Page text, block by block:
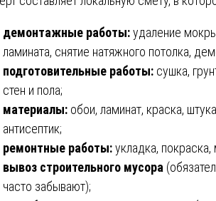
демонтажные работы:удаление
ламината, снятие натяжного потолка,
подготовительные работы: сушка,
стен и пола;
материалы: обои, ламинат, краска,
антисептик;
ремонтные работы:укладка,
вывоз строительного мусора
часто забывают);